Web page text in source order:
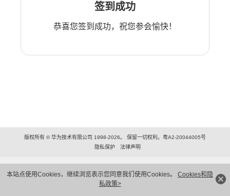
本站点使用Cookies，继续浏览表示您同意我们使用Cookies。 Cookies和隐
私政策>
签到成功
恭喜您签到成功，祝您参会愉快！
版权所有 © 华为技术有限公司 1998-2026。 保留一切权利。粤A2-20044005号
隐私保护
法律声明